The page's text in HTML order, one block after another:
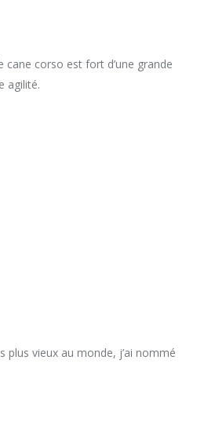
cane corso est fort d’une grande
agilité.
plus vieux au monde, j’ai nommé